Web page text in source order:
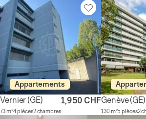
Appartements
Vernier(GE)
73 m²4 pièces2 chambres
1,950 CHFGenève(GE)
130 m²5 pièces2